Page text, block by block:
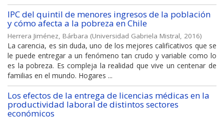
IPC del quintil de menores ingresos de la población
y cómo afecta a la pobreza en Chile
Herrera Jiménez, Bárbara (Universidad Gabriela Mistral, 2016)
La carencia, es sin duda, uno de los mejores calificativos que se
le puede entregar a un fenómeno tan crudo y variable como lo
es la pobreza. Es compleja la realidad que vive un centenar de
familias en el mundo. Hogares ...
Los efectos de la entrega de licencias médicas en la
productividad laboral de distintos sectores
económicos